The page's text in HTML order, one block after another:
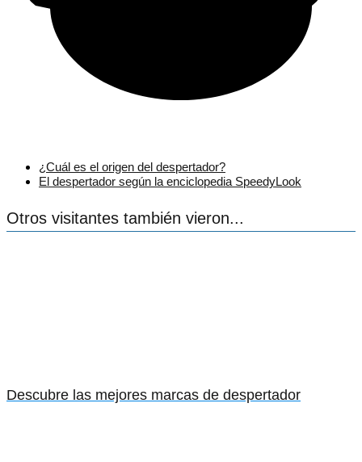
¿Cuál es el origen del despertador?
El despertador según la enciclopedia SpeedyLook
Otros visitantes también vieron...
Descubre las mejores marcas de despertador